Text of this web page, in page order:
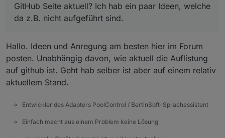
GitHub Seite aktuell? Ich hab ein paar Ideen, welche
da z.B. nicht aufgeführt sind.
Hallo. Ideen und Anregung am besten hier im Forum
posten. Unabhängig davon, wie aktuell die Auflistung
auf github ist. Geht hab selber ist aber auf einem relativ
aktuellem Stand.
Entwickler des Adapters PoolControl / BertinSoft-Sprachassistent
Einfach macht aus einem Problem keine Lösung